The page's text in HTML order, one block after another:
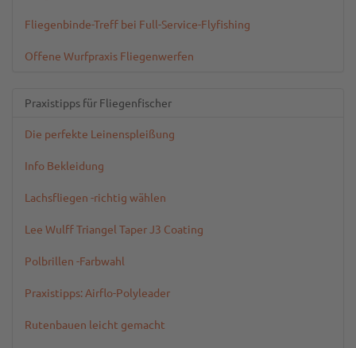
Fliegenbinde-Treff bei Full-Service-Flyfishing
Offene Wurfpraxis Fliegenwerfen
Praxistipps für Fliegenfischer
Die perfekte Leinenspleißung
Info Bekleidung
Lachsfliegen -richtig wählen
Lee Wulff Triangel Taper J3 Coating
Polbrillen -Farbwahl
Praxistipps: Airflo-Polyleader
Rutenbauen leicht gemacht